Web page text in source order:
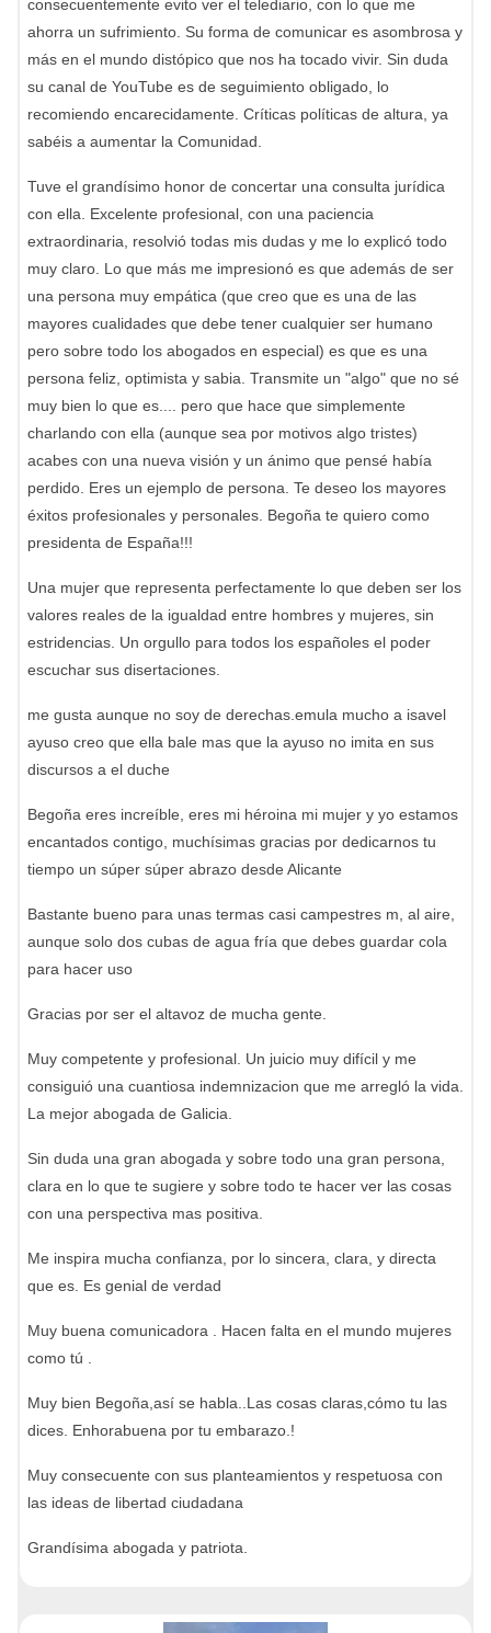
consecuentemente evito ver el telediario, con lo que me
ahorra un sufrimiento. Su forma de comunicar es asombrosa y
más en el mundo distópico que nos ha tocado vivir. Sin duda
su canal de YouTube es de seguimiento obligado, lo
recomiendo encarecidamente. Críticas políticas de altura, ya
sabéis a aumentar la Comunidad.
Tuve el grandísimo honor de concertar una consulta jurídica
con ella. Excelente profesional, con una paciencia
extraordinaria, resolvió todas mis dudas y me lo explicó todo
muy claro. Lo que más me impresionó es que además de ser
una persona muy empática (que creo que es una de las
mayores cualidades que debe tener cualquier ser humano
pero sobre todo los abogados en especial) es que es una
persona feliz, optimista y sabia. Transmite un "algo" que no sé
muy bien lo que es.... pero que hace que simplemente
charlando con ella (aunque sea por motivos algo tristes)
acabes con una nueva visión y un ánimo que pensé había
perdido. Eres un ejemplo de persona. Te deseo los mayores
éxitos profesionales y personales. Begoña te quiero como
presidenta de España!!!
Una mujer que representa perfectamente lo que deben ser los
valores reales de la igualdad entre hombres y mujeres, sin
estridencias. Un orgullo para todos los españoles el poder
escuchar sus disertaciones.
me gusta aunque no soy de derechas.emula mucho a isavel
ayuso creo que ella bale mas que la ayuso no imita en sus
discursos a el duche
Begoña eres increíble, eres mi héroina mi mujer y yo estamos
encantados contigo, muchísimas gracias por dedicarnos tu
tiempo un súper súper abrazo desde Alicante
Bastante bueno para unas termas casi campestres m, al aire,
aunque solo dos cubas de agua fría que debes guardar cola
para hacer uso
Gracias por ser el altavoz de mucha gente.
Muy competente y profesional. Un juicio muy difícil y me
consiguió una cuantiosa indemnizacion que me arregló la vida.
La mejor abogada de Galicia.
Sin duda una gran abogada y sobre todo una gran persona,
clara en lo que te sugiere y sobre todo te hacer ver las cosas
con una perspectiva mas positiva.
Me inspira mucha confianza, por lo sincera, clara, y directa
que es. Es genial de verdad
Muy buena comunicadora . Hacen falta en el mundo mujeres
como tú .
Muy bien Begoña,así se habla..Las cosas claras,cómo tu las
dices. Enhorabuena por tu embarazo.!
Muy consecuente con sus planteamientos y respetuosa con
las ideas de libertad ciudadana
Grandísima abogada y patriota.